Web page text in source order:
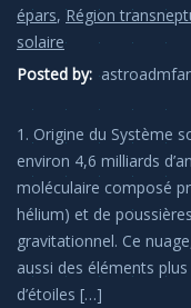
épars, Région
solaire
Posted by:
1. Origine du Système
environ 4,6 milliards
moléculaire composé
hélium) et de
gravitationnel. Ce
aussi des éléments
d’étoiles […]